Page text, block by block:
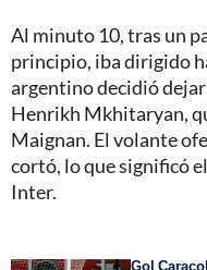
Al minuto 10, tras un
principio, iba dirigido
argentino decidió
Henrikh Mkhitaryan,
Maignan. El volante
cortó, lo que significó
Inter.
Gol Caracol